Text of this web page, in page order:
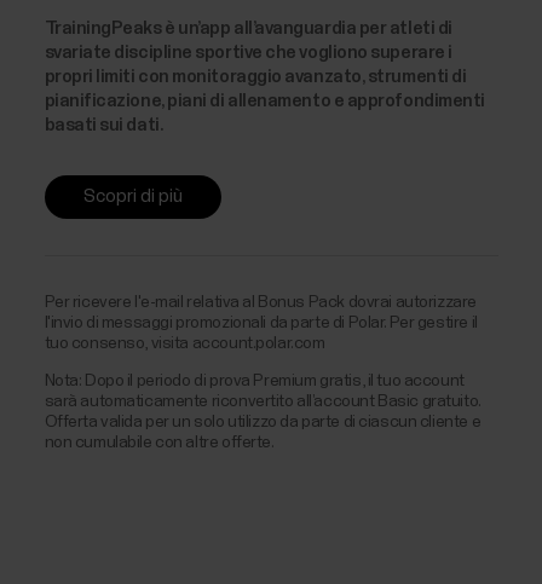
TrainingPeaks è un’app all’avanguardia per atleti di
svariate discipline sportive che vogliono superare i
propri limiti con monitoraggio avanzato, strumenti di
pianificazione, piani di allenamento e approfondimenti
basati sui dati.
Scopri di più
Per ricevere l'e-mail relativa al Bonus Pack dovrai autorizzare
l'invio di messaggi promozionali da parte di Polar. Per gestire il
tuo consenso, visita account.polar.com
Nota: Dopo il periodo di prova Premium gratis, il tuo account
sarà automaticamente riconvertito all’account Basic gratuito.
Offerta valida per un solo utilizzo da parte di ciascun cliente e
non cumulabile con altre offerte.